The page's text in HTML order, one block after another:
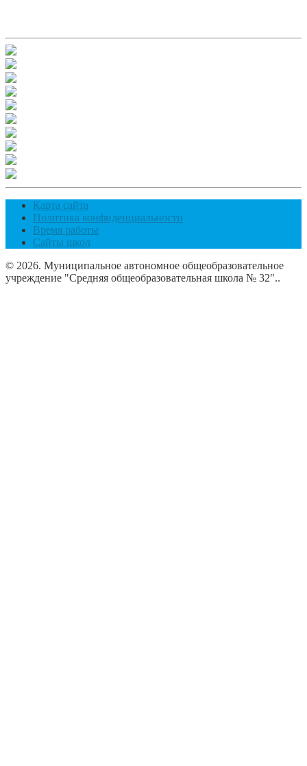
Карта сайта
Политика конфиденциальности
Время работы
Сайты школ
© 2026. Муниципальное автономное общеобразовательное
учреждение "Средняя общеобразовательная школа № 32"..